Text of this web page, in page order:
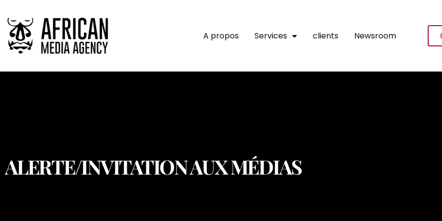
A propos Services clients Newsroom
ALERTE/INVITATION AUX MÉDIAS